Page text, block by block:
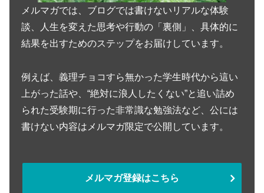
メルマガでは、ブログでは書けないリアルな体験
談、人生を変えた思考や行動の「裏側」、具体的に
結果を出すためのステップをお届けしています。
例えば、義理チョコすら無かった学生時代から這い
上がった話や、“絶対に浪人したくない”と追い詰め
られた受験期に行った非常識な勉強法など、公には
書けない内容はメルマガ限定で公開しています。
メルマガ登録はこちら